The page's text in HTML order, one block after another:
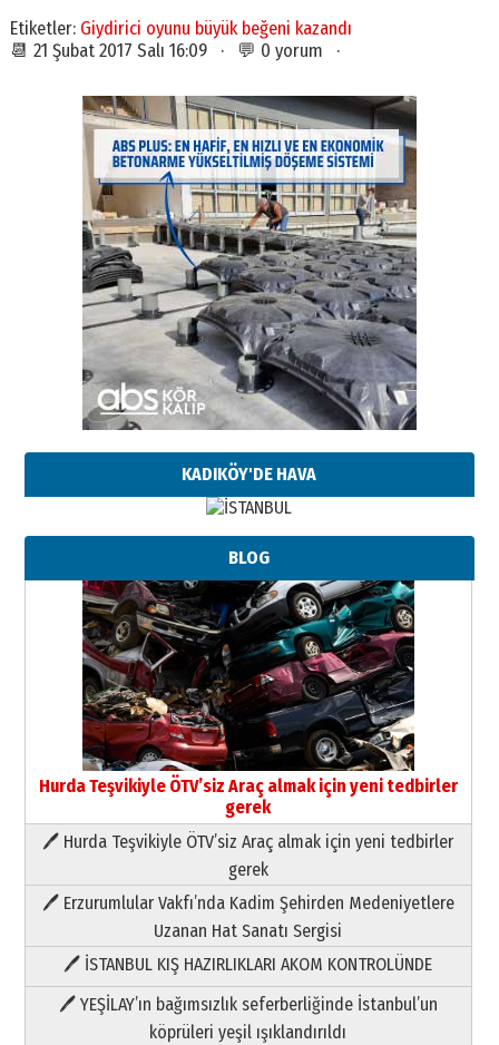
Etiketler: Giydirici oyunu büyük beğeni kazandı
📆 21 Şubat 2017 Salı 16:09 · 💬 0 yorum ·
KADIKÖY'DE HAVA
BLOG
Hurda Teşvikiyle ÖTV’siz Araç almak için yeni tedbirler
gerek
🖊 Hurda Teşvikiyle ÖTV’siz Araç almak için yeni tedbirler
gerek
🖊 Erzurumlular Vakfı’nda Kadim Şehirden Medeniyetlere
Uzanan Hat Sanatı Sergisi
🖊 İSTANBUL KIŞ HAZIRLIKLARI AKOM KONTROLÜNDE
🖊 YEŞİLAY’ın bağımsızlık seferberliğinde İstanbul’un
köprüleri yeşil ışıklandırıldı
Paranın Aile Kültüründeki Yeri
03 Ağustos 2026 Pazartesi
Yıldırım Gündoğdu
HAVVA’NIN ÜÇ KIZI
09 Temmuz 2026 Perşembe